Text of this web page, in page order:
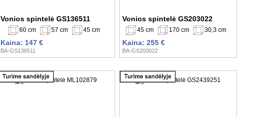
Vonios spintelė GS136511
60 cm 57 cm 45 cm
Kaina: 147 €
BA-GS136511
Vonios spintelė GS203022
45 cm 170 cm 30,3 cm
Kaina: 255 €
BA-GS203022